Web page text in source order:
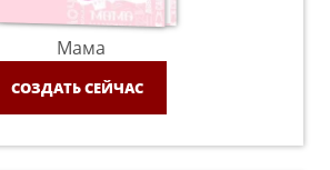
Мама
СОЗДАТЬ СЕЙЧАС